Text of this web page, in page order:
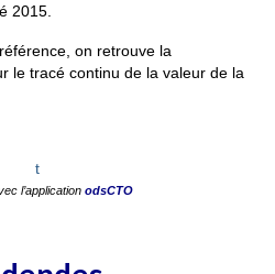
2015.
on retrouve la
le tracé continu de la valeur de la
l’application odsCTO